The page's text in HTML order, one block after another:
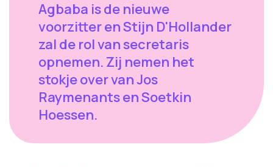
Agbaba is de nieuwe
voorzitter en Stijn D'Hollander
zal de rol van secretaris
opnemen. Zij nemen het
stokje over van Jos
Raymenants en Soetkin
Hoessen.